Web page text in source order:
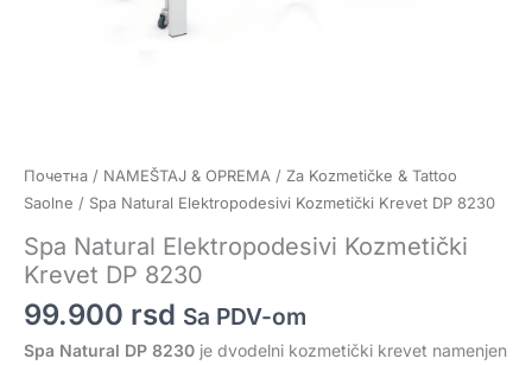
Почетна / NAMEŠTAJ & OPREMA / Za Kozmetičke & Tattoo
Saolne / Spa Natural Elektropodesivi Kozmetički Krevet DP 8230
Spa Natural Elektropodesivi Kozmetički
Krevet DP 8230
99.900 rsd Sa PDV-om
Spa Natural DP 8230 je dvodelni kozmetički krevet namenjen